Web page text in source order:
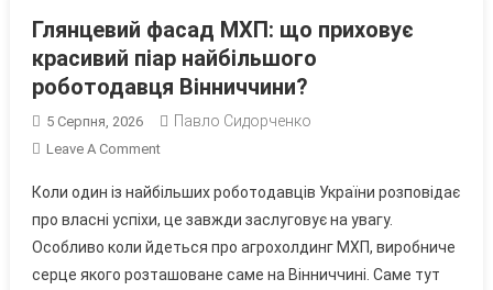
Глянцевий фасад МХП: що приховує
красивий піар найбільшого
роботодавця Вінниччини?
5 Серпня, 2026 Павло Сидорченко
Leave A CommentOn
Фасад
МХП:
Що
Приховує
Коли один із найбільших роботодавців України розповідає
про власні успіхи, це завжди заслуговує на увагу.
Особливо коли йдеться про агрохолдинг МХП, виробниче
серце якого розташоване саме на Вінниччині. Саме тут